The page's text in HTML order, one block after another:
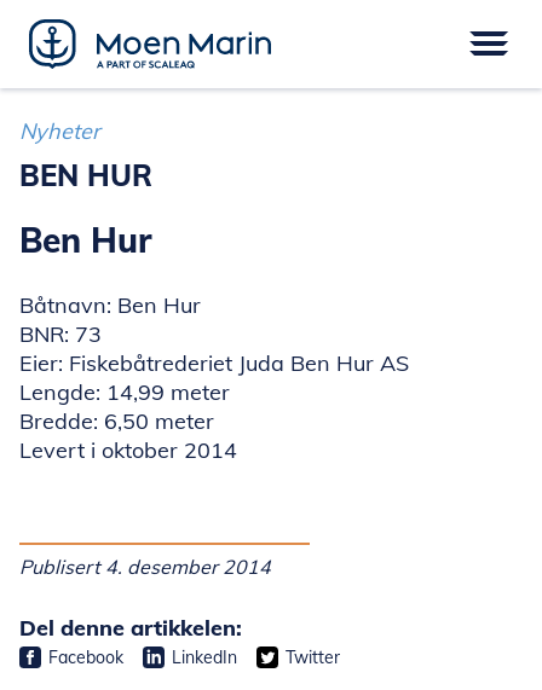
Skip
content
Nyheter
BEN HUR
Ben Hur
Båtnavn: Ben Hur
BNR: 73
Eier: Fiskebåtrederiet Juda Ben Hur AS
Lengde: 14,99 meter
Bredde: 6,50 meter
Levert i oktober 2014
Publisert 4. desember 2014
Del denne artikkelen:
Facebook LinkedIn Twitter